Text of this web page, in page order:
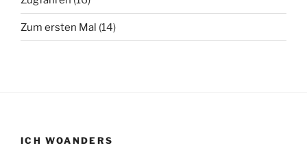
Zum ersten Mal (14)
ICH WOANDERS